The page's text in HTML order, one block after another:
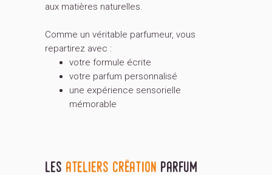
aux matières naturelles.
Comme un véritable parfumeur, vous
repartirez avec :
votre formule écrite
votre parfum personnalisé
une expérience sensorielle
mémorable
les ateliers création parfum